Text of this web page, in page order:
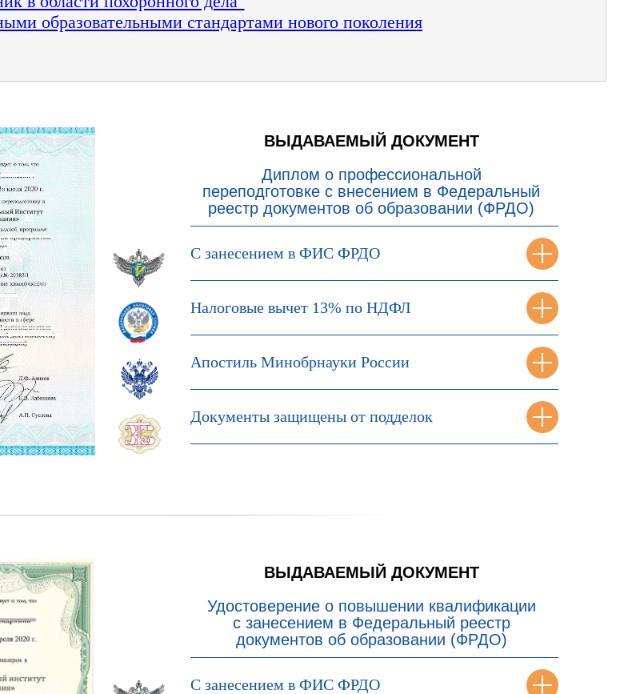
образовательными стандартами нового поколения
ВЫДАВАЕМЫЙ ДОКУМЕНТ
Диплом о профессиональной
переподготовке с внесением в Федеральный
реестр документов об образовании (ФРДО)
С занесением в ФИС ФРДО
Налоговые вычет 13% по НДФЛ
Апостиль Минобрнауки России
Документы защищены от подделок
ВЫДАВАЕМЫЙ ДОКУМЕНТ
Удостоверение о повышении квалификации
с занесением в Федеральный реестр
документов об образовании (ФРДО)
С занесением в ФИС ФРДО